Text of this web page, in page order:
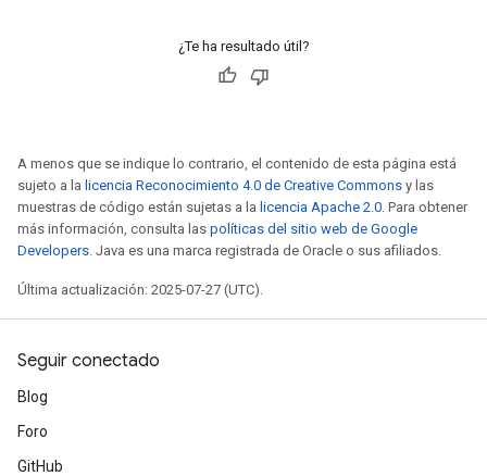
¿Te ha resultado útil?
A menos que se indique lo contrario, el contenido de esta página está
sujeto a la licencia Reconocimiento 4.0 de Creative Commons y las
muestras de código están sujetas a la licencia Apache 2.0. Para obtener
más información, consulta las políticas del sitio web de Google
Developers. Java es una marca registrada de Oracle o sus afiliados.
Última actualización: 2025-07-27 (UTC).
Seguir conectado
Blog
Foro
GitHub